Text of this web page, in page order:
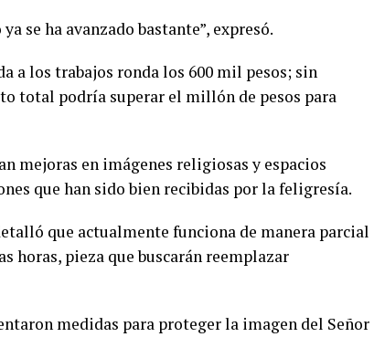
se ha avanzado bastante”, expresó.
a los trabajos ronda los 600 mil pesos; sin
total podría superar el millón de pesos para
mejoras en imágenes religiosas y espacios
que han sido bien recibidas por la feligresía.
que actualmente funciona de manera parcial
horas, pieza que buscarán reemplazar
medidas para proteger la imagen del Señor